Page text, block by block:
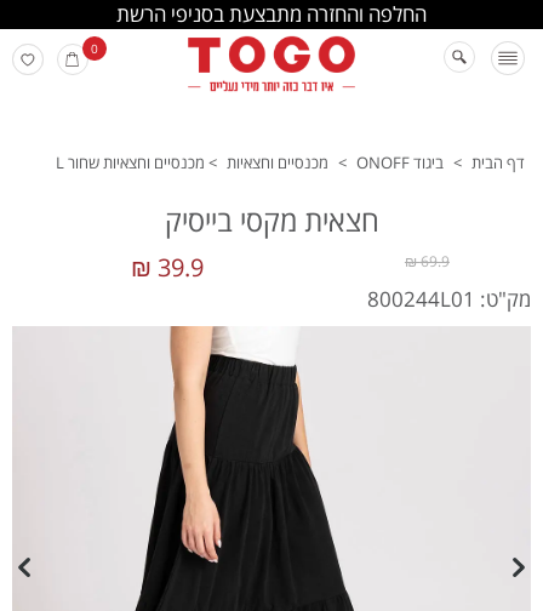
החלפה והחזרה מתבצעת בסניפי הרשת
0
דף הבית > ביגוד ONOFF > מכנסיים וחצאיות > מכנסיים וחצאיות שחור L
חצאית מקסי בייסיק
39.9 ₪ 69.9 ₪
מק"ט: 800244L01